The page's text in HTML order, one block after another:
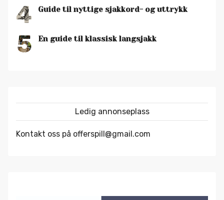
4 Guide til nyttige sjakkord- og uttrykk
5 En guide til klassisk langsjakk
Ledig annonseplass
Kontakt oss på offerspill@gmail.com